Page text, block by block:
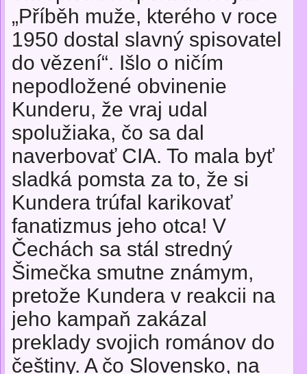
„Příběh muže, kterého v roce
1950 dostal slavný spisovatel
do vězení“. Išlo o ničím
nepodložené obvinenie
Kunderu, že vraj udal
spolužiaka, čo sa dal
naverbovať CIA. To mala byť
sladká pomsta za to, že si
Kundera trúfal karikovať
fanatizmus jeho otca! V
Čechách sa stál stredný
Šimečka smutne známym,
pretože Kundera v reakcii na
jeho kampaň zakázal
preklady svojich románov do
češtiny. A čo Slovensko, na